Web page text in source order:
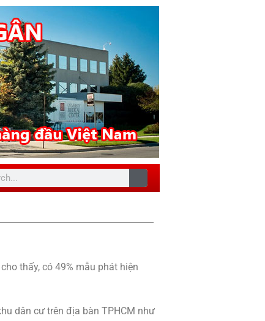
thấy, có 49% mẫu phát hiện
dân cư trên địa bàn TPHCM như